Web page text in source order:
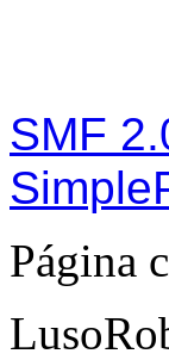
SMF
Página